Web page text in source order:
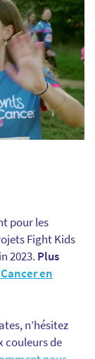
pour les
Fight Kids
2023. Plus
en
n’hésitez
couleurs de